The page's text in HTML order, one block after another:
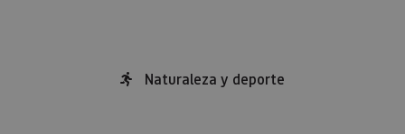
Naturaleza y deporte